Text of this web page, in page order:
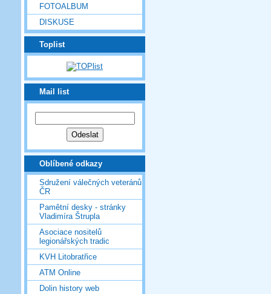
FOTOALBUM
DISKUSE
Toplist
Mail list
Oblíbené odkazy
Sdružení válečných veteránů
ČR
Pamětní desky - stránky
Vladimíra Štrupla
Asociace nositelů
legionářských tradic
KVH Litobratřice
ATM Online
Dolin history web